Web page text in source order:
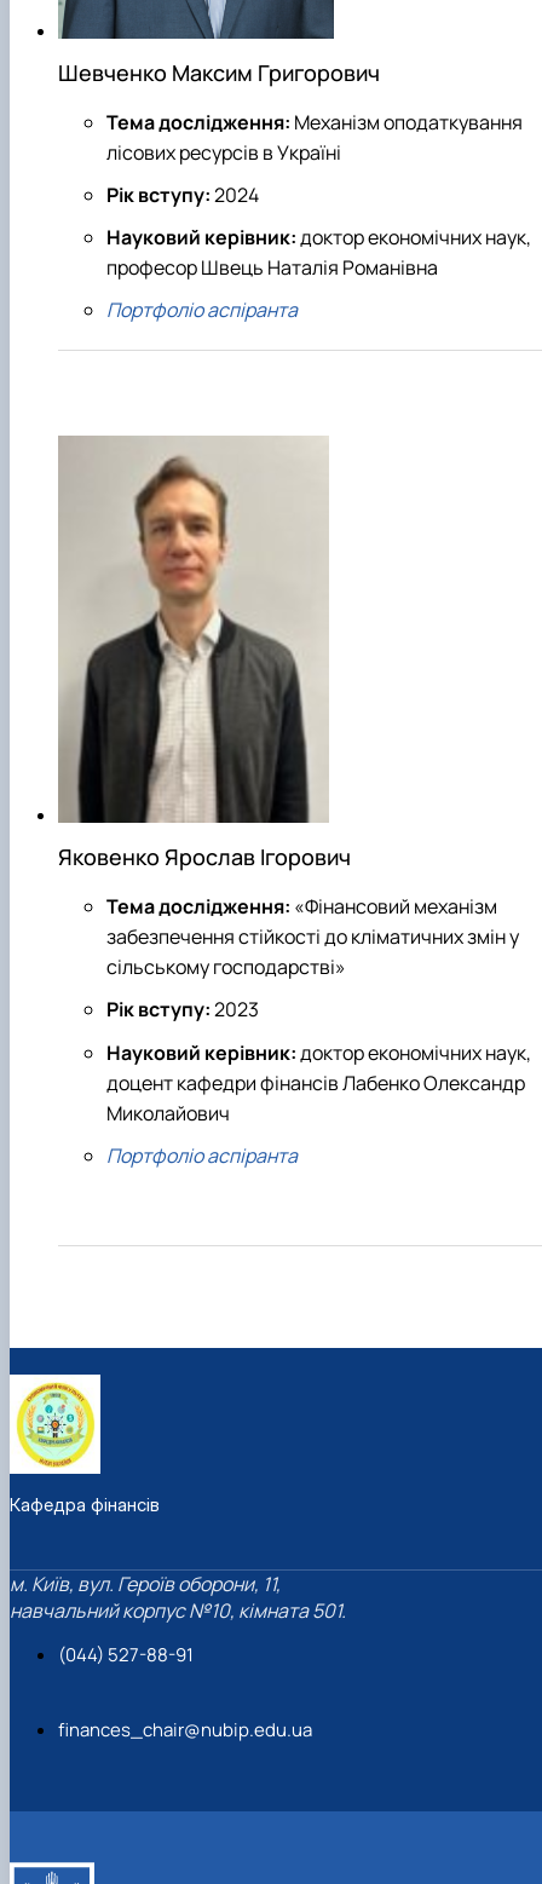
Шевченко Максим Григорович
Тема дослідження: Механізм оподаткування
лісових ресурсів в Україні
Рік вступу:2024
Науковий керівник:доктор економічних наук,
професор Швець Наталія Романівна
Портфоліо аспіранта
Яковенко Ярослав Ігорович
Тема дослідження: «Фінансовий механізм
забезпечення стійкості до кліматичних змін у
сільському господарстві»
Рік вступу:2023
Науковий керівник:доктор економічних наук,
доцент кафедри фінансів Лабенко Олександр
Миколайович
Портфоліо аспіранта
Кафедра фінансів
м. Київ, вул. Героїв оборони, 11,
навчальний корпус №10, кімната 501.
(044) 527-88-91
finances_chair@nubip.edu.ua